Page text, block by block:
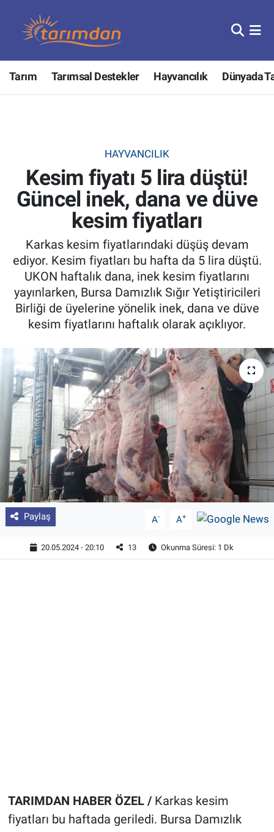
Tarım Tarımsal Destekler Hayvancılık Dünyada
HAYVANCILIK
Kesim fiyatı 5 lira düştü!
Güncel inek, dana ve düve
kesim fiyatları
Karkas kesim fiyatlarındaki düşüş devam
ediyor. Kesim fiyatları bu hafta da 5 lira düştü.
UKON haftalık dana, inek kesim fiyatlarını
yayınlarken, Bursa Damızlık Sığır Yetiştiricileri
Birliği de üyelerine yönelik inek, dana ve düve
kesim fiyatlarını haftalık olarak açıklıyor.
Paylaş A- A+
20.05.2024 - 20:10 13 Okunma Süresi: 1 Dk
TARIMDAN HABER ÖZEL /Karkas kesim
fiyatları bu haftada geriledi. Bursa Damızlık
Tarım
Hayvancılık
Tarımsal Destekler
Tarım Bakanlığı
Tarım Kredi Kooperatifleri
Pankobirlik
Et fiyatları
Tarım Bilgisi
Yetiştirici Soruyor
Dünyada Tarım
Üretici Birlikleri
Şeker ve Şekerli Mamüller
Tahıllar ve Baklagiller
Tohum
Nöbetçi Eczaneler
Hava Durumu
Tüm Manşetler
Son Dakika Haberleri